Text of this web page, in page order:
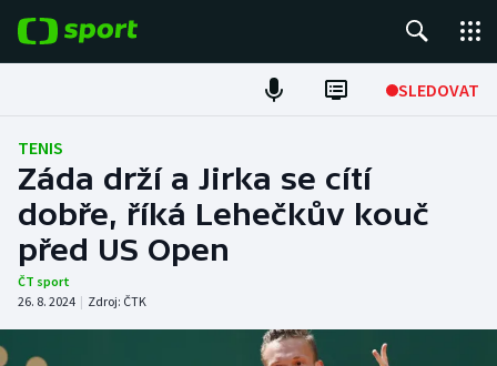
SLEDOVAT
Fotbal
Hokej
Tenis
Atletika
Cyklistika
TENIS
Záda drží a Jirka se cítí
dobře, říká Lehečkův kouč
před US Open
ČT sport
26. 8. 2024 | Zdroj: ČTK